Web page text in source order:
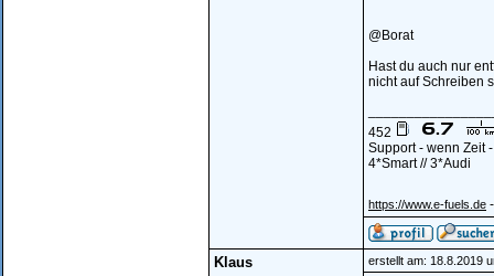
@Borat
Hast du auch nur
nicht auf Schreiben
452
Support - wenn Zeit
4*Smart // 3*Audi
https://www.e-fuels.de
Klaus erstellt am: 18.8.2019